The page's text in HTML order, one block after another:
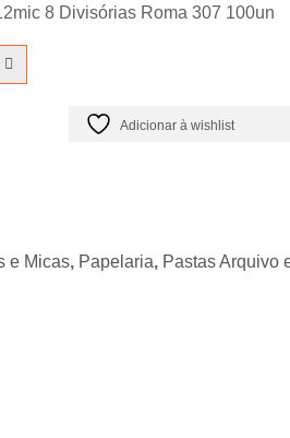
8 Divisórias Roma 307 100un
Adicionar à wishlist
e Micas, Papelaria, Pastas Arquivo